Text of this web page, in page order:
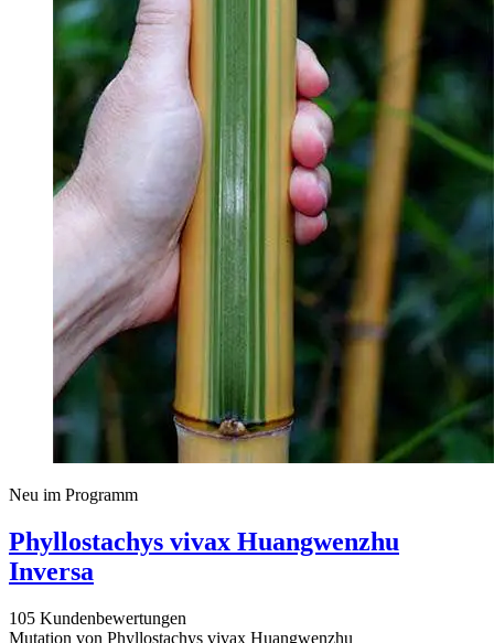
Neu im Programm
Phyllostachys vivax Huangwenzhu
Inversa
105 Kundenbewertungen
Mutation von Phyllostachys vivax Huangwenzhu